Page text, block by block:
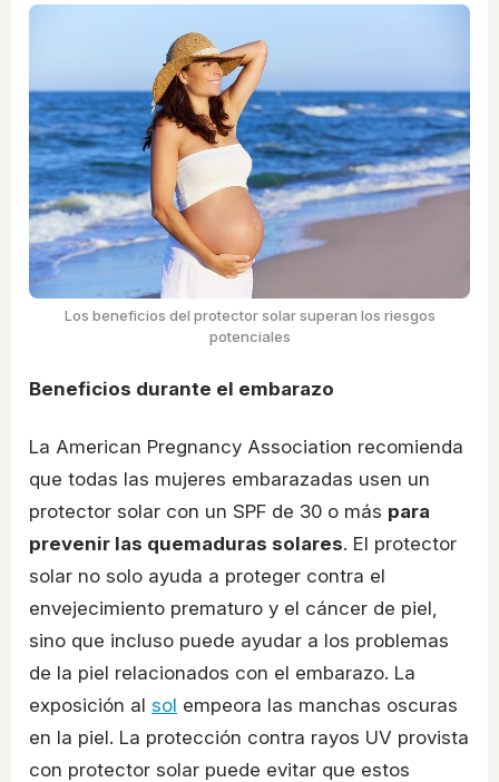
Los beneficios del protector solar superan los riesgos
potenciales
Beneficios durante el embarazo
La American Pregnancy Association recomienda
que todas las mujeres embarazadas usen un
protector solar con un SPF de 30 o más para
prevenir las quemaduras solares. El protector
solar no solo ayuda a proteger contra el
envejecimiento prematuro y el cáncer de piel,
sino que incluso puede ayudar a los problemas
de la piel relacionados con el embarazo. La
exposición al sol empeora las manchas oscuras
en la piel. La protección contra rayos UV provista
con protector solar puede evitar que estos